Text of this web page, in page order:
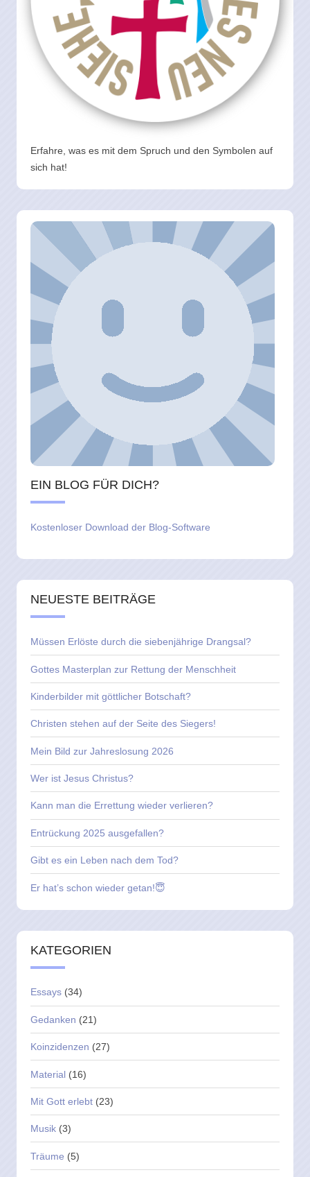
Erfahre, was es mit dem Spruch und den Symbolen auf
sich hat!
EIN BLOG FÜR DICH?
Kostenloser Download der Blog-Software
NEUESTE BEITRÄGE
Müssen Erlöste durch die siebenjährige Drangsal?
Gottes Masterplan zur Rettung der Menschheit
Kinderbilder mit göttlicher Botschaft?
Christen stehen auf der Seite des Siegers!
Mein Bild zur Jahreslosung 2026
Wer ist Jesus Christus?
Kann man die Errettung wieder verlieren?
Entrückung 2025 ausgefallen?
Gibt es ein Leben nach dem Tod?
Er hat’s schon wieder getan!😇
KATEGORIEN
Essays (34)
Gedanken (21)
Koinzidenzen (27)
Material (16)
Mit Gott erlebt (23)
Musik (3)
Träume (5)